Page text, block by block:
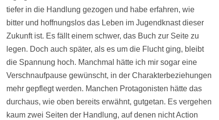
tiefer in die Handlung gezogen und habe erfahren, wie
bitter und hoffnungslos das Leben im Jugendknast dieser
Zukunft ist. Es fällt einem schwer, das Buch zur Seite zu
legen. Doch auch später, als es um die Flucht ging, bleibt
die Spannung hoch. Manchmal hätte ich mir sogar eine
Verschnaufpause gewünscht, in der Charakterbeziehungen
mehr gepflegt werden. Manchen Protagonisten hätte das
durchaus, wie oben bereits erwähnt, gutgetan. Es vergehen
kaum zwei Seiten der Handlung, auf denen nicht Action